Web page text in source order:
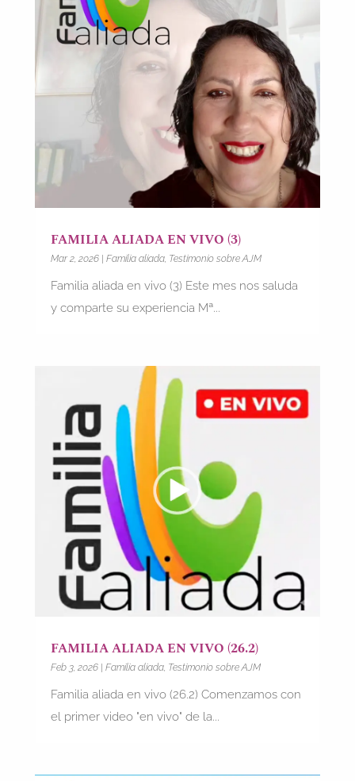
FAMILIA ALIADA EN VIVO (3)
Mar 2, 2026| Familia aliada, Testimonio sobre AJM
Familia aliada en vivo (3) Este mes nos saluda
y comparte su experiencia Mª...
FAMILIA ALIADA EN VIVO (26.2)
Feb 3, 2026| Familia aliada, Testimonio sobre AJM
Familia aliada en vivo (26.2) Comenzamos con
el primer video "en vivo" de la...